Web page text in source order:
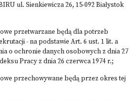
ul. Sienkiewicza 26, 15-092 Białystok
przetwarzane będą dla potrzeb
- na podstawie Art. 6 ust. 1 lit. a
o ochronie danych osobowych z dnia 27
Pracy z dnia 26 czerwca 1974 r.;
przechowywane będą przez okres tej